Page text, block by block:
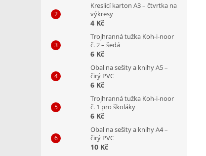
Kreslicí karton A3 – čtvrtka na
výkresy
4 Kč
Trojhranná tužka Koh-i-noor
č. 2 – šedá
6 Kč
Obal na sešity a knihy A5 –
čirý PVC
6 Kč
Trojhranná tužka Koh-i-noor
č. 1 pro školáky
6 Kč
Obal na sešity a knihy A4 –
čirý PVC
10 Kč